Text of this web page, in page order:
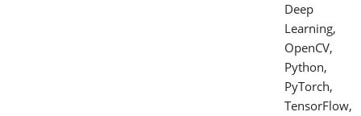
Deep
Learning,
OpenCV,
Python,
PyTorch,
TensorFlow,